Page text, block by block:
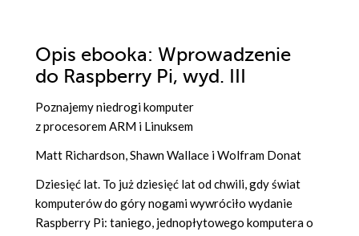
Opis ebooka: Wprowadzenie
do Raspberry Pi, wyd. III
Poznajemy niedrogi komputer
z procesorem ARM i Linuksem
Matt Richardson, Shawn Wallace i Wolfram Donat
Dziesięć lat. To już dziesięć lat od chwili, gdy świat
komputerów do góry nogami wywróciło wydanie
Raspberry Pi: taniego, jednopłytowego komputera o